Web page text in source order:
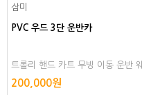
삼미
PVC 우드 3단 운반카
트롤리 핸드 카트 무빙 이동 운반 웨
건 카 써빙 서빙카 서빙 플라스틱
200,000원